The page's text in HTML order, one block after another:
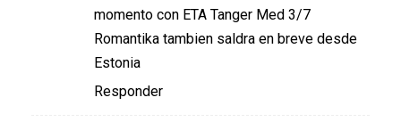
momento con ETA Tanger Med 3/7
Romantika tambien saldra en breve desde
Estonia
Responder